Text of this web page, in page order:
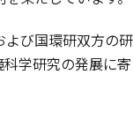
び国環研双方の研
学研究の発展に寄